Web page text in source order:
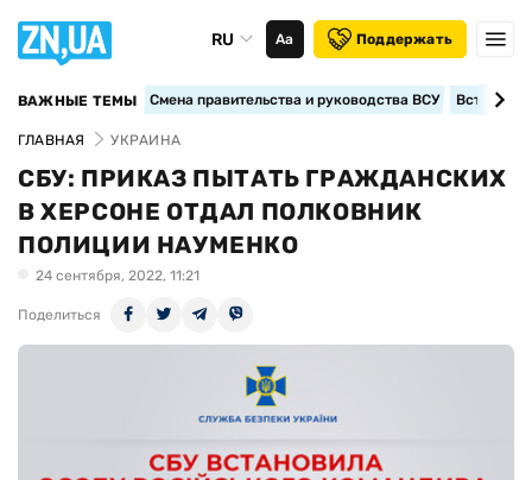
RU Аа Поддержать
ВАЖНЫЕ ТЕМЫ Смена правительства и руководства ВСУ
ГЛАВНАЯ УКРАИНА
СБУ: ПРИКАЗ ПЫТАТЬ ГРАЖДАНСКИХ
В ХЕРСОНЕ ОТДАЛ ПОЛКОВНИК
ПОЛИЦИИ НАУМЕНКО
24 сентября, 2022, 11:21
Поделиться